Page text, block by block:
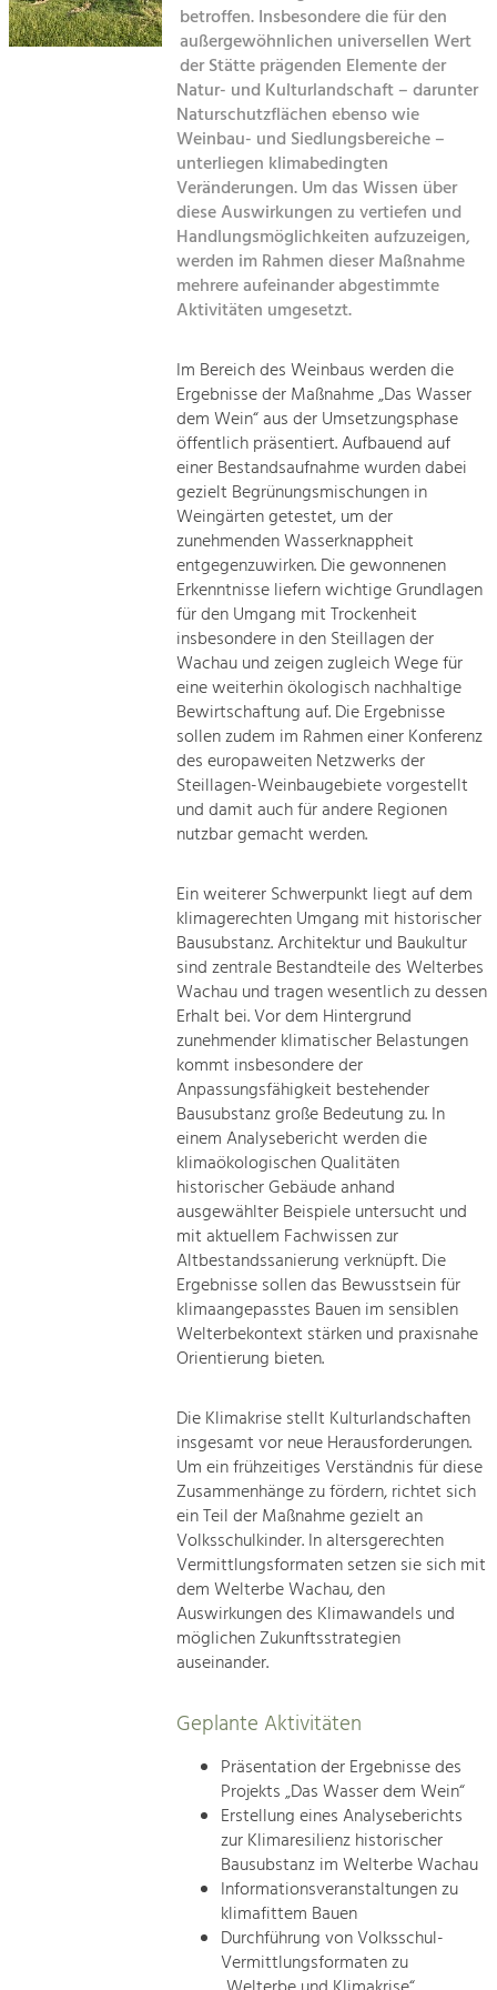
Landscape.
Offer Development and Positioning
Art & Culture
Crafts, Science and Research.
Social Affairs, Education
Equality, Youth and Integration.
Mobility & Energy
Climate Change, Public Transport and
Increase in Regional Value Added.
betroffen. Insbesondere die für den
außergewöhnlichen universellen Wert
der Stätte prägenden Elemente der
Natur- und Kulturlandschaft – darunter
Naturschutzflächen ebenso wie
Weinbau- und Siedlungsbereiche –
unterliegen klimabedingten
Veränderungen. Um das Wissen über
diese Auswirkungen zu vertiefen und
Handlungsmöglichkeiten aufzuzeigen,
werden im Rahmen dieser Maßnahme
mehrere aufeinander abgestimmte
Aktivitäten umgesetzt.
Im Bereich des Weinbaus werden die
Ergebnisse der Maßnahme „Das Wasser
dem Wein“ aus der Umsetzungsphase
öffentlich präsentiert. Aufbauend auf
einer Bestandsaufnahme wurden dabei
gezielt Begrünungsmischungen in
Weingärten getestet, um der
zunehmenden Wasserknappheit
entgegenzuwirken. Die gewonnenen
Erkenntnisse liefern wichtige Grundlagen
für den Umgang mit Trockenheit
insbesondere in den Steillagen der
Wachau und zeigen zugleich Wege für
eine weiterhin ökologisch nachhaltige
Bewirtschaftung auf. Die Ergebnisse
sollen zudem im Rahmen einer Konferenz
des europaweiten Netzwerks der
Steillagen-Weinbaugebiete vorgestellt
und damit auch für andere Regionen
nutzbar gemacht werden.
Ein weiterer Schwerpunkt liegt auf dem
klimagerechten Umgang mit historischer
Bausubstanz. Architektur und Baukultur
sind zentrale Bestandteile des Welterbes
Wachau und tragen wesentlich zu dessen
Erhalt bei. Vor dem Hintergrund
zunehmender klimatischer Belastungen
kommt insbesondere der
Anpassungsfähigkeit bestehender
Bausubstanz große Bedeutung zu. In
einem Analysebericht werden die
klimaökologischen Qualitäten
historischer Gebäude anhand
ausgewählter Beispiele untersucht und
mit aktuellem Fachwissen zur
Altbestandssanierung verknüpft. Die
Ergebnisse sollen das Bewusstsein für
klimaangepasstes Bauen im sensiblen
Welterbekontext stärken und praxisnahe
Orientierung bieten.
Die Klimakrise stellt Kulturlandschaften
insgesamt vor neue Herausforderungen.
Um ein frühzeitiges Verständnis für diese
Zusammenhänge zu fördern, richtet sich
ein Teil der Maßnahme gezielt an
Volksschulkinder. In altersgerechten
Vermittlungsformaten setzen sie sich mit
dem Welterbe Wachau, den
Auswirkungen des Klimawandels und
möglichen Zukunftsstrategien
auseinander.
Geplante Aktivitäten
Präsentation der Ergebnisse des
Projekts „Das Wasser dem Wein“
Erstellung eines Analyseberichts
zur Klimaresilienz historischer
Bausubstanz im Welterbe Wachau
Informationsveranstaltungen zu
klimafittem Bauen
Durchführung von Volksschul-
Vermittlungsformaten zu